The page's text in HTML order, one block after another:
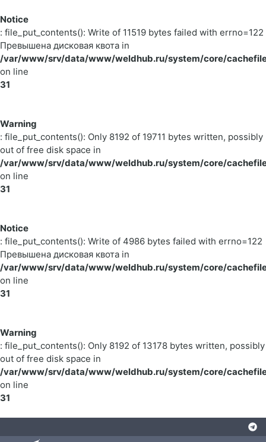
Notice
: file_put_contents(): Write of 11519 bytes failed with errno=122
Превышена дисковая квота in
/var/www/srv/data/www/weldhub.ru/system/core/
on line
31
Warning
: file_put_contents(): Only 8192 of 19711 bytes written, possibly
out of free disk space in
/var/www/srv/data/www/weldhub.ru/system/core/
on line
31
Notice
: file_put_contents(): Write of 4986 bytes failed with errno=122
Превышена дисковая квота in
/var/www/srv/data/www/weldhub.ru/system/core/
on line
31
Warning
: file_put_contents(): Only 8192 of 13178 bytes written, possibly
out of free disk space in
/var/www/srv/data/www/weldhub.ru/system/core/
on line
31